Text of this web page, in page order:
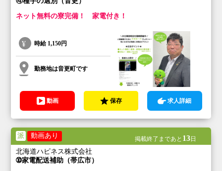
ネット無料の寮完備！ 家電付き！
時給 1,150円
勤務地は音更町です
動画 保存 求人詳細
派 動画あり 掲載終了まであと 13日
北海道ハピネス株式会社
➉家電配送補助（帯広市）